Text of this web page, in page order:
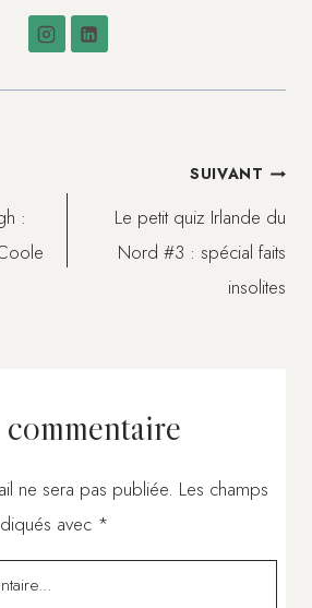
:
SUIVANT
Le petit quiz Irlande du
Nord #3 : spécial faits
insolites
ne sera pas publiée. Les champs
avec *